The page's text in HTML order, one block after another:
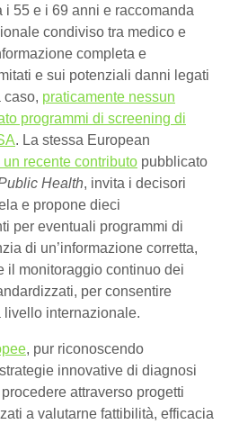
i 55 e i 69 anni e raccomanda
condiviso tra medico e
completa e
e sui potenziali danni legati
caso, praticamente nessun
programmi di screening di
. La stessa European
un recente contributo pubblicato
Health, invita i decisori
e propone dieci
per eventuali programmi di
di un’informazione corretta,
il monitoraggio continuo dei
per consentire
internazionale.
, pur riconoscendo
innovative di diagnosi
attraverso progetti
a valutarne fattibilità, efficacia